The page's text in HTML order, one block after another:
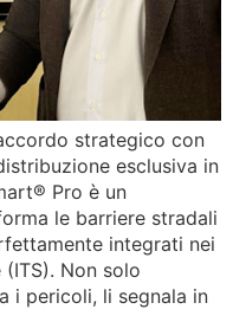
strategico con
esclusiva in
Pro è un
le barriere stradali
integrati nei
Non solo
i pericoli, li segnala in